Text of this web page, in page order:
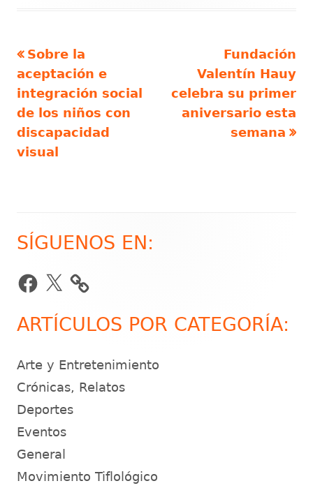
Navegación
de
entradas
Artículo
anterior
Sobre la
aceptación e
integración social
de los niños con
discapacidad
visual
Artículo
siguiente
Fundación
Valentín Hauy
celebra su primer
aniversario esta
semana
Barra
lateral
SÍGUENOS EN:
Facebook
X
ARTÍCULOS POR CATEGORÍA:
Arte y Entretenimiento
Crónicas, Relatos
Deportes
Eventos
General
Movimiento Tiflológico